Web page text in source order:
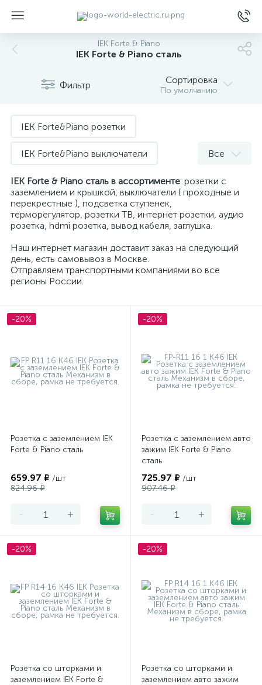
IEK Forte & Piano
IEK Forte & Piano сталь
Фильтр Сортировка
По умолчанию
IEK Forte&Piano розетки
IEK Forte&Piano выключатели
IEK Forte&Piano USB зарядка
IEK Forte&Piano термостаты
IEK Forte&Piano интернет розетки
IEK Forte&Piano подсветка
IEK Forte&Piano датчики движения
Все
IEK Forte & Piano сталь в ассортименте: розетки с
заземлением и крышкой, выключатели ( проходные и
перекрестные ), подсветка ступенек,
терморегулятор, розетки ТВ, интернет розетки, аудио
розетка, hdmi розетка, вывод кабеля, заглушка.
Наш интернет магазин доставит заказ на следующий
день, есть самовывоз в Москве.
Отправляем транспортными компаниями во все
регионы России.
-20%
Розетка с заземлением IEK
Forte & Piano сталь
659.97 ₽ /шт
824.96 ₽
- +
-20%
Розетка с заземлением авто
зажим IEK Forte & Piano
сталь
725.97 ₽ /шт
907.46 ₽
- +
-20%
Розетка со шторками и
заземлением IEK Forte &
-20%
Розетка со шторками и
заземлением авто зажим